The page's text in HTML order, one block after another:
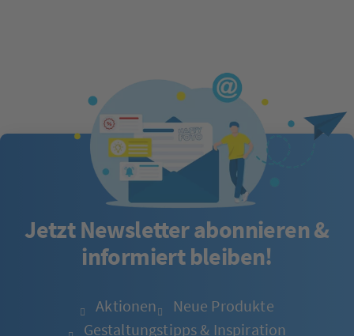
Jetzt Newsletter abonnieren &
informiert bleiben!
Aktionen
Neue Produkte
Gestaltungstipps & Inspiration